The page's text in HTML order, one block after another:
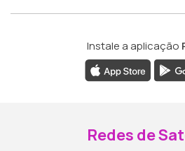
Instale a aplicação
Redes de